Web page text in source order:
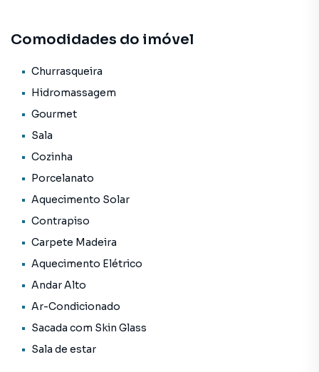
Comodidades do imóvel
Churrasqueira
Hidromassagem
Gourmet
Sala
Cozinha
Porcelanato
Aquecimento Solar
Contrapiso
Carpete Madeira
Aquecimento Elétrico
Andar Alto
Ar-Condicionado
Sacada com Skin Glass
Sala de estar